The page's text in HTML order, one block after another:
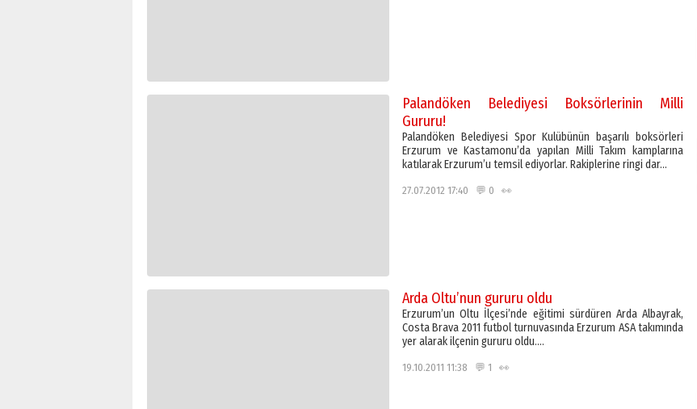
Palandöken Belediyesi Boksörlerinin Milli
Gururu!
Palandöken Belediyesi Spor Kulübünün başarılı boksörleri
Erzurum ve Kastamonu’da yapılan Milli Takım kamplarına
katılarak Erzurum’u temsil ediyorlar. Rakiplerine ringi dar…
27.07.2012 17:40 💬 0 👀
Arda Oltu’nun gururu oldu
Erzurum’un Oltu İlçesi’nde eğitimi sürdüren Arda Albayrak,
Costa Brava 2011 futbol turnuvasında Erzurum ASA takımında
yer alarak ilçenin gururu oldu….
19.10.2011 11:38 💬 1 👀